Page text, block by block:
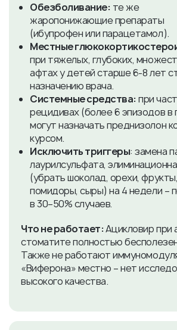
Обезболивание: те же
жаропонижающие препараты
(ибупрофен или парацетамол).
Местные
при тяжелых, глубоких,
афтах у детей старше 6-8 лет
назначению врача.
Системные средства: при
рецидивах (более 6 эпизодов в
могут назначать преднизолон
курсом.
Исключить триггеры: замена
лаурилсульфата,
(убрать шоколад, орехи, фрукты,
помидоры, сыры) на 4 недели –
в 30–50% случаев.
Что не работает:Ацикловир при
стоматите полностью
Также не работают
«Виферона» местно – нет
высокого качества.